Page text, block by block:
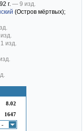
8.02
1647
-
г. — 9 изд.
(Остров мёртвых);
изд.